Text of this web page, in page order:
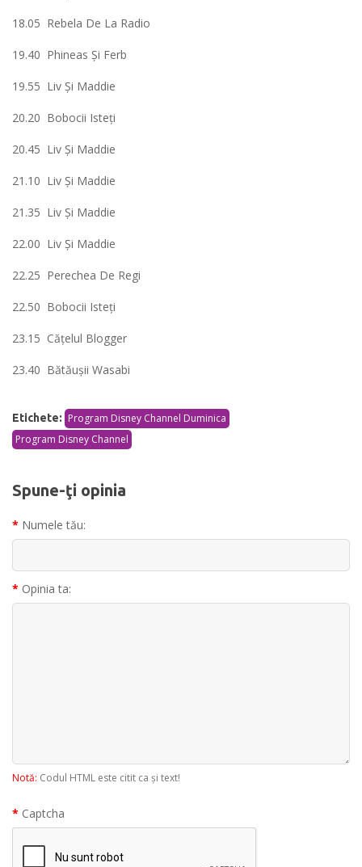
18.05 Rebela De La Radio
19.40 Phineas Şi Ferb
19.55 Liv Şi Maddie
20.20 Bobocii Isteţi
20.45 Liv Şi Maddie
21.10 Liv Şi Maddie
21.35 Liv Şi Maddie
22.00 Liv Şi Maddie
22.25 Perechea De Regi
22.50 Bobocii Isteţi
23.15 Căţelul Blogger
23.40 Bătăuşii Wasabi
Etichete: Program Disney Channel Duminica
Program Disney Channel
Spune-ţi opinia
Numele tău:
Opinia ta:
Notă: Codul HTML este citit ca şi text!
Captcha